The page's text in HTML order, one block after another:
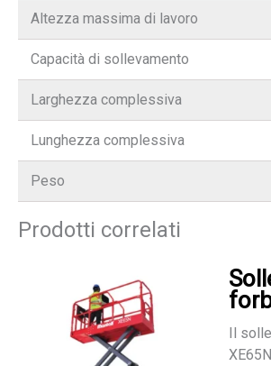
Altezza massima di lavoro
Capacità di sollevamento
Larghezza complessiva
Lunghezza complessiva
Peso
Prodotti correlati
Il